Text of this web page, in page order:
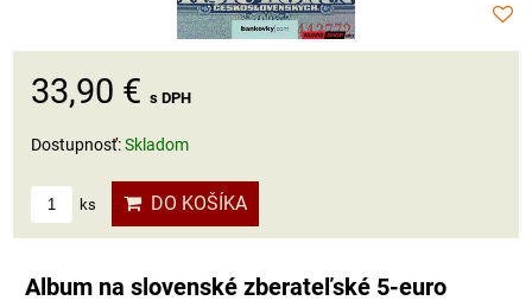
33,90 € s DPH
Dostupnosť:Skladom
ks DO KOŠÍKA
Album na slovenské zberateľské 5-euro